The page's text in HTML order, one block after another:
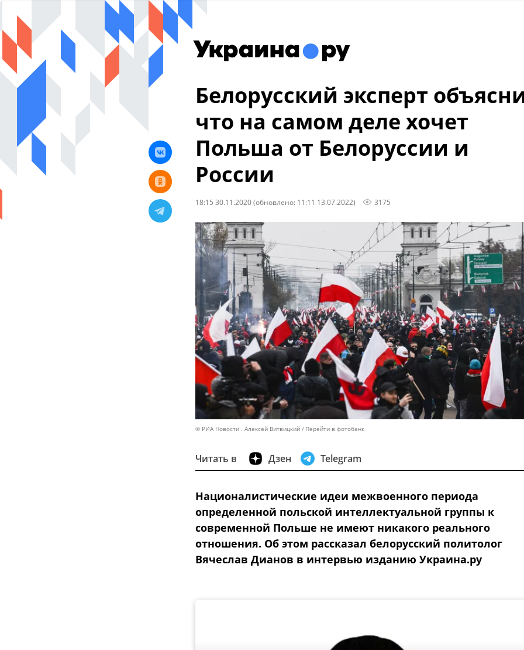
Белорусский эксперт
что на самом деле хочет
Польша от Белоруссии и
России
18:15 30.11.2020(обновлено: 11:11 13.07.2022) 3175
© РИА Новости . Алексей Витвицкий Перейти в фотобанк
Читать в Дзен Telegram
Националистические идеи межвоенного периода
определенной польской интеллектуальной группы к
современной Польше не имеют никакого реального
отношения. Об этом рассказал белорусский политолог
Вячеслав Дианов в интервью изданию Украина.ру